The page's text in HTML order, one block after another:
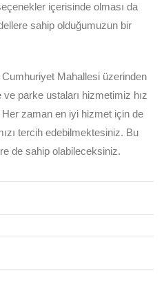
içerisinde olması da
sahip olduğumuzun bir
Mahallesi üzerinden
parke ustaları hizmetimiz hız
zaman en iyi hizmet için de
tercih edebilmektesiniz. Bu
de sahip olabileceksiniz.